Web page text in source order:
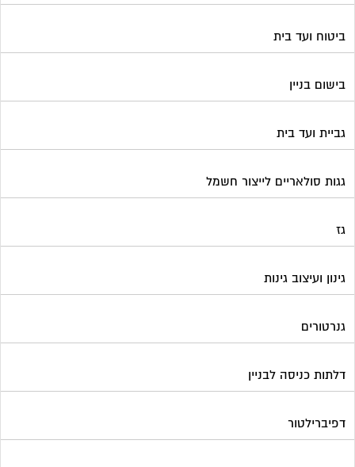
ביטוח ועד בית
בישום בניין
גביית ועד בית
גגות סולאריים לייצור חשמל
גז
גינון ועיצוב גינות
גנרטורים
דלתות כניסה לבניין
דפיברילטור